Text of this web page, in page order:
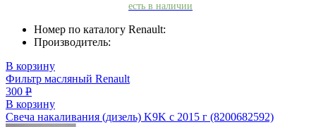
есть в наличии
Номер по каталогу Renault:
Производитель:
В корзину
Фильтр масляный Renault
300 Р
В корзину
Свеча накаливания (дизель) K9K с 2015 г (8200682592)